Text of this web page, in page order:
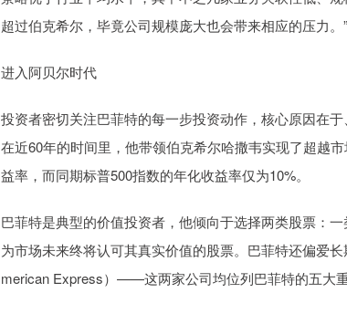
超过伯克希尔，毕竟公司规模庞大也会带来相应的压力。”
进入阿贝尔时代
投资者密切关注巴菲特的每一步投资动作，核心原因在
在近60年的时间里，他带领伯克希尔哈撒韦实现了超越
益率，而同期标普500指数的年化收益率仅为10%。
巴菲特是典型的价值投资者，他倾向于选择两类股票：
为市场未来终将认可其真实价值的股票。巴菲特还偏爱
merican Express）——这两家公司均位列巴菲特的五大重